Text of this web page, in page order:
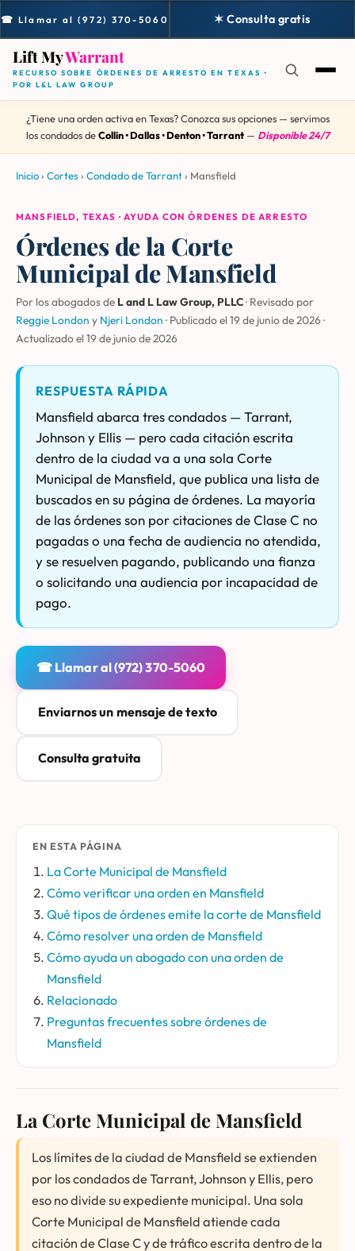
☎ Llamar al (972) 370-5060 ✶ Consulta gratis
Lift MyWarrant
RECURSO SOBRE ÓRDENES DE ARRESTO EN TEXAS •
POR L&L LAW GROUP
¿Tiene una orden activa en Texas? Conozca sus opciones — servimos
los condados deCollin • Dallas • Denton • Tarrant— Disponible 24/7
Inicio› Cortes › Condado de Tarrant› Mansfield
MANSFIELD, TEXAS · AYUDA CON ÓRDENES DE ARRESTO
Órdenes de la Corte
Municipal de Mansfield
Por los abogados de L and L Law Group, PLLC· Revisado por
Reggie London y Njeri London · Publicado el 19 de junio de 2026·
Actualizado el 19 de junio de 2026
RESPUESTA RÁPIDA
Mansfield abarca tres condados — Tarrant,
Johnson y Ellis — pero cada citación escrita
dentro de la ciudad va a una sola Corte
Municipal de Mansfield, que publica una lista de
buscados en su página de órdenes. La mayoría
de las órdenes son por citaciones de Clase C no
pagadas o una fecha de audiencia no atendida,
y se resuelven pagando, publicando una fianza
o solicitando una audiencia por incapacidad de
pago.
☎ Llamar al (972) 370-5060
Enviarnos un mensaje de texto
Consulta gratuita
EN ESTA PÁGINA
La Corte Municipal de Mansfield
Cómo verificar una orden en Mansfield
Qué tipos de órdenes emite la corte de Mansfield
Cómo resolver una orden de Mansfield
Cómo ayuda un abogado con una orden de
Mansfield
Relacionado
Preguntas frecuentes sobre órdenes de
Mansfield
La Corte Municipal de Mansfield
Los límites de la ciudad de Mansfield se extienden
por los condados de Tarrant, Johnson y Ellis, pero
eso no divide su expediente municipal. Una sola
Corte Municipal de Mansfield atiende cada
citación de Clase C y de tráfico escrita dentro de la